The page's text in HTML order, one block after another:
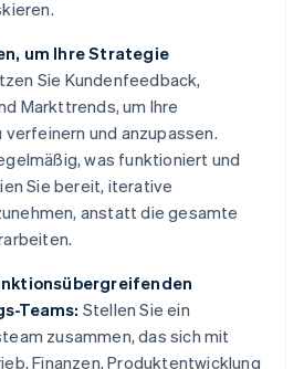
um Ihre Strategie
Sie Kundenfeedback,
Markttrends, um Ihre
und anzupassen.
was funktioniert und
Sie bereit, iterative
anstatt die gesamte
Teams: Stellen Sie ein
zusammen, das sich mit
Finanzen, Produktentwicklung